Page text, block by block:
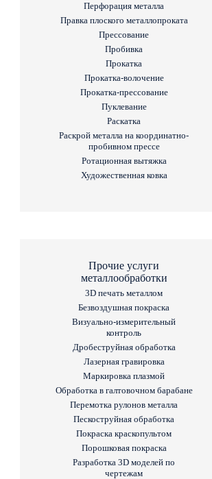
Перфорация металла
Правка плоского металлопроката
Прессование
Пробивка
Прокатка
Прокатка-волочение
Прокатка-прессование
Пуклевание
Раскатка
Раскрой металла на координатно-
пробивном прессе
Ротационная вытяжка
Художественная ковка
Прочие услуги
металлообработки
3D печать металлом
Безвоздушная покраска
Визуально-измерительный
контроль
Дробеструйная обработка
Лазерная гравировка
Маркировка плазмой
Обработка в галтовочном барабане
Перемотка рулонов металла
Пескоструйная обработка
Покраска краскопультом
Порошковая покраска
Разработка 3D моделей по
чертежам